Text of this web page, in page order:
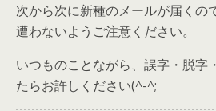
次から次に新種のメールが届くの
遭わないようご注意ください。
いつものことながら、誤字・脱字
たらお許しください(^-^;